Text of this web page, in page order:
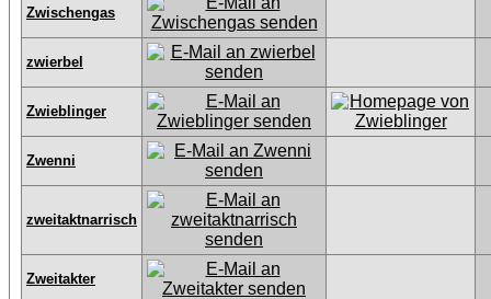
Zwischengas
zwierbel
Zwieblinger
Zwenni
zweitaktnarrisch
Zweitakter